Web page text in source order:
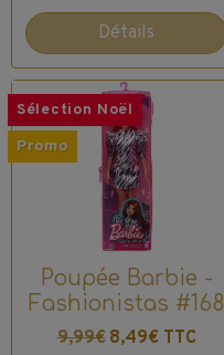
Détails
Sélection Noël
Promo
Poupée Barbie -
Fashionistas #168
9,99€ 8,49€ TTC